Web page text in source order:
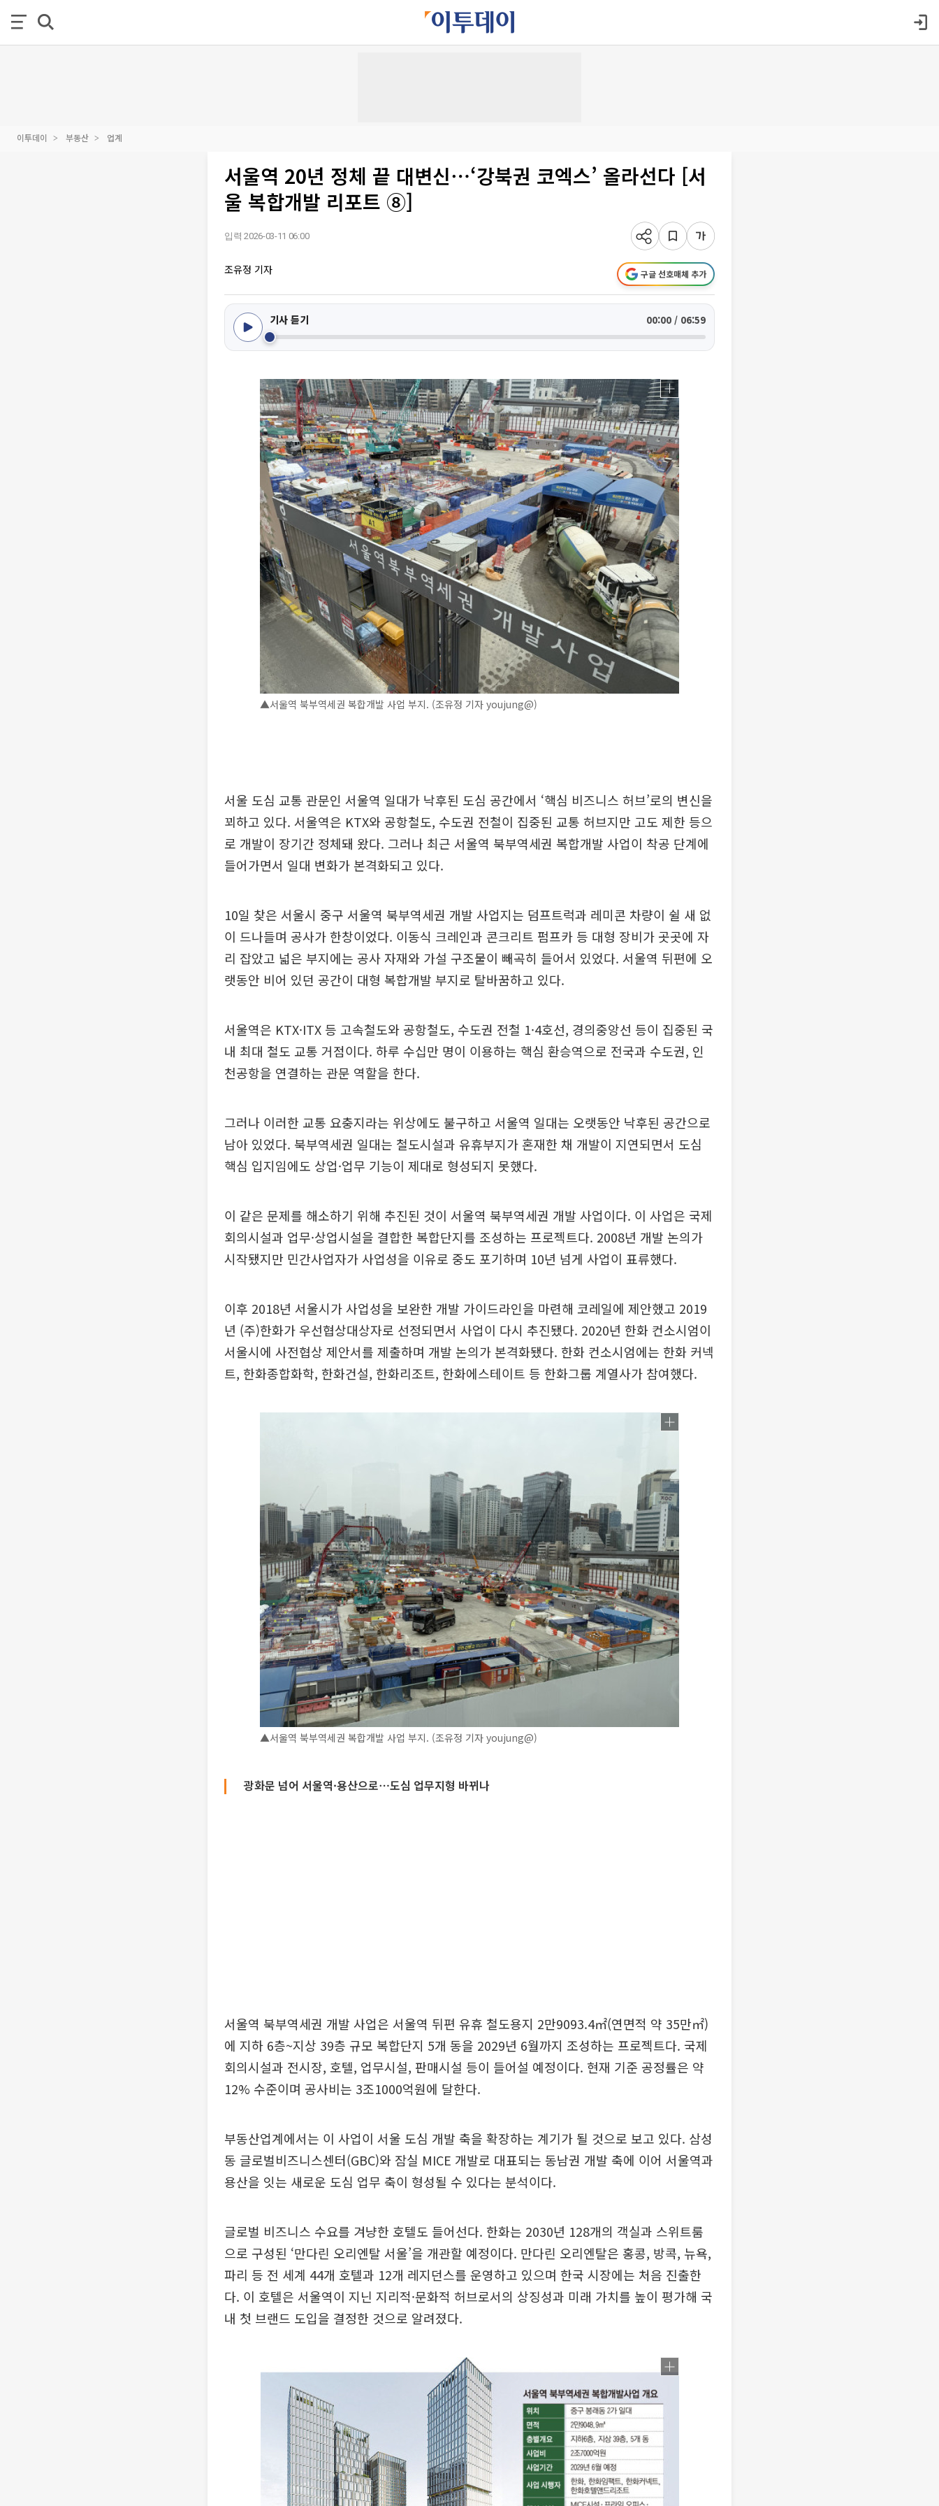
이투데이 부동산 업계
서울역 20년 정체 끝 대변신⋯‘강북권 코엑스’ 올라선다 [서
울 복합개발 리포트 ⑧]
입력 2026-03-11 06:00
조유정 기자 구글 선호매체 추가
기사 듣기 00:00 / 06:59
▲서울역 북부역세권 복합개발 사업 부지. (조유정 기자 youjung@)
서울 도심 교통 관문인 서울역 일대가 낙후된 도심 공간에서 ‘핵심 비즈니스 허브’로의 변신을
꾀하고 있다. 서울역은 KTX와 공항철도, 수도권 전철이 집중된 교통 허브지만 고도 제한 등으
로 개발이 장기간 정체돼 왔다. 그러나 최근 서울역 북부역세권 복합개발 사업이 착공 단계에
들어가면서 일대 변화가 본격화되고 있다.
10일 찾은 서울시 중구 서울역 북부역세권 개발 사업지는 덤프트럭과 레미콘 차량이 쉴 새 없
이 드나들며 공사가 한창이었다. 이동식 크레인과 콘크리트 펌프카 등 대형 장비가 곳곳에 자
리 잡았고 넓은 부지에는 공사 자재와 가설 구조물이 빼곡히 들어서 있었다. 서울역 뒤편에 오
랫동안 비어 있던 공간이 대형 복합개발 부지로 탈바꿈하고 있다.
서울역은 KTX·ITX 등 고속철도와 공항철도, 수도권 전철 1·4호선, 경의중앙선 등이 집중된 국
내 최대 철도 교통 거점이다. 하루 수십만 명이 이용하는 핵심 환승역으로 전국과 수도권, 인
천공항을 연결하는 관문 역할을 한다.
그러나 이러한 교통 요충지라는 위상에도 불구하고 서울역 일대는 오랫동안 낙후된 공간으로
남아 있었다. 북부역세권 일대는 철도시설과 유휴부지가 혼재한 채 개발이 지연되면서 도심
핵심 입지임에도 상업·업무 기능이 제대로 형성되지 못했다.
이 같은 문제를 해소하기 위해 추진된 것이 서울역 북부역세권 개발 사업이다. 이 사업은 국제
회의시설과 업무·상업시설을 결합한 복합단지를 조성하는 프로젝트다. 2008년 개발 논의가
시작됐지만 민간사업자가 사업성을 이유로 중도 포기하며 10년 넘게 사업이 표류했다.
이후 2018년 서울시가 사업성을 보완한 개발 가이드라인을 마련해 코레일에 제안했고 2019
년 (주)한화가 우선협상대상자로 선정되면서 사업이 다시 추진됐다. 2020년 한화 컨소시엄이
서울시에 사전협상 제안서를 제출하며 개발 논의가 본격화됐다. 한화 컨소시엄에는 한화 커넥
트, 한화종합화학, 한화건설, 한화리조트, 한화에스테이트 등 한화그룹 계열사가 참여했다.
▲서울역 북부역세권 복합개발 사업 부지. (조유정 기자 youjung@)
광화문 넘어 서울역·용산으로⋯도심 업무지형 바뀌나
서울역 북부역세권 개발 사업은 서울역 뒤편 유휴 철도용지 2만9093.4㎡(연면적 약 35만㎡)
에 지하 6층~지상 39층 규모 복합단지 5개 동을 2029년 6월까지 조성하는 프로젝트다. 국제
회의시설과 전시장, 호텔, 업무시설, 판매시설 등이 들어설 예정이다. 현재 기준 공정률은 약
12% 수준이며 공사비는 3조1000억원에 달한다.
부동산업계에서는 이 사업이 서울 도심 개발 축을 확장하는 계기가 될 것으로 보고 있다. 삼성
동 글로벌비즈니스센터(GBC)와 잠실 MICE 개발로 대표되는 동남권 개발 축에 이어 서울역과
용산을 잇는 새로운 도심 업무 축이 형성될 수 있다는 분석이다.
글로벌 비즈니스 수요를 겨냥한 호텔도 들어선다. 한화는 2030년 128개의 객실과 스위트룸
으로 구성된 ‘만다린 오리엔탈 서울’을 개관할 예정이다. 만다린 오리엔탈은 홍콩, 방콕, 뉴욕,
파리 등 전 세계 44개 호텔과 12개 레지던스를 운영하고 있으며 한국 시장에는 처음 진출한
다. 이 호텔은 서울역이 지닌 지리적·문화적 허브로서의 상징성과 미래 가치를 높이 평가해 국
내 첫 브랜드 도입을 결정한 것으로 알려졌다.